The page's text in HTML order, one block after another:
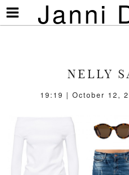
Janni
Visa/göm
meny
NELLY
19:19 | October 12,